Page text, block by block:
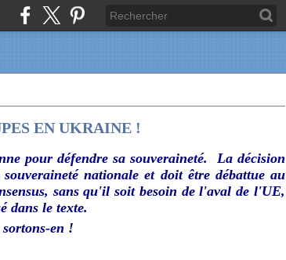
EN UKRAINE !
pour défendre sa souveraineté. La décision
nationale et doit être débattue au
sans qu'il soit besoin de l'aval de l'UE,
dans le texte.
en !